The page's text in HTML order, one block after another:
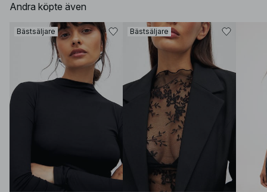
Andra köpte även
Bästsäljare Bästsäljare